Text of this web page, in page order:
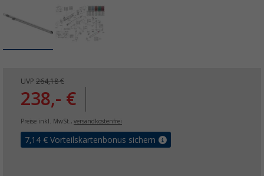
UVP 264,18 €
238,- €
Preise inkl. MwSt., versandkostenfrei
7,14 € Vorteilskartenbonus sichern